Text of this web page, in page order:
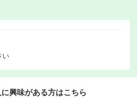
い
興味がある方はこちら